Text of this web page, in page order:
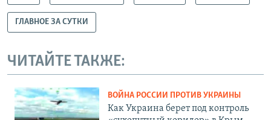
ГЛАВНОЕ ЗА СУТКИ
ЧИТАЙТЕ ТАКЖЕ:
ВОЙНА РОССИИ ПРОТИВ УКРАИНЫ
Как Украина берет под контроль